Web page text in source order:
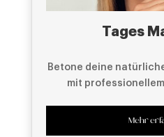
Tages
Betone deine
mit
Mehr